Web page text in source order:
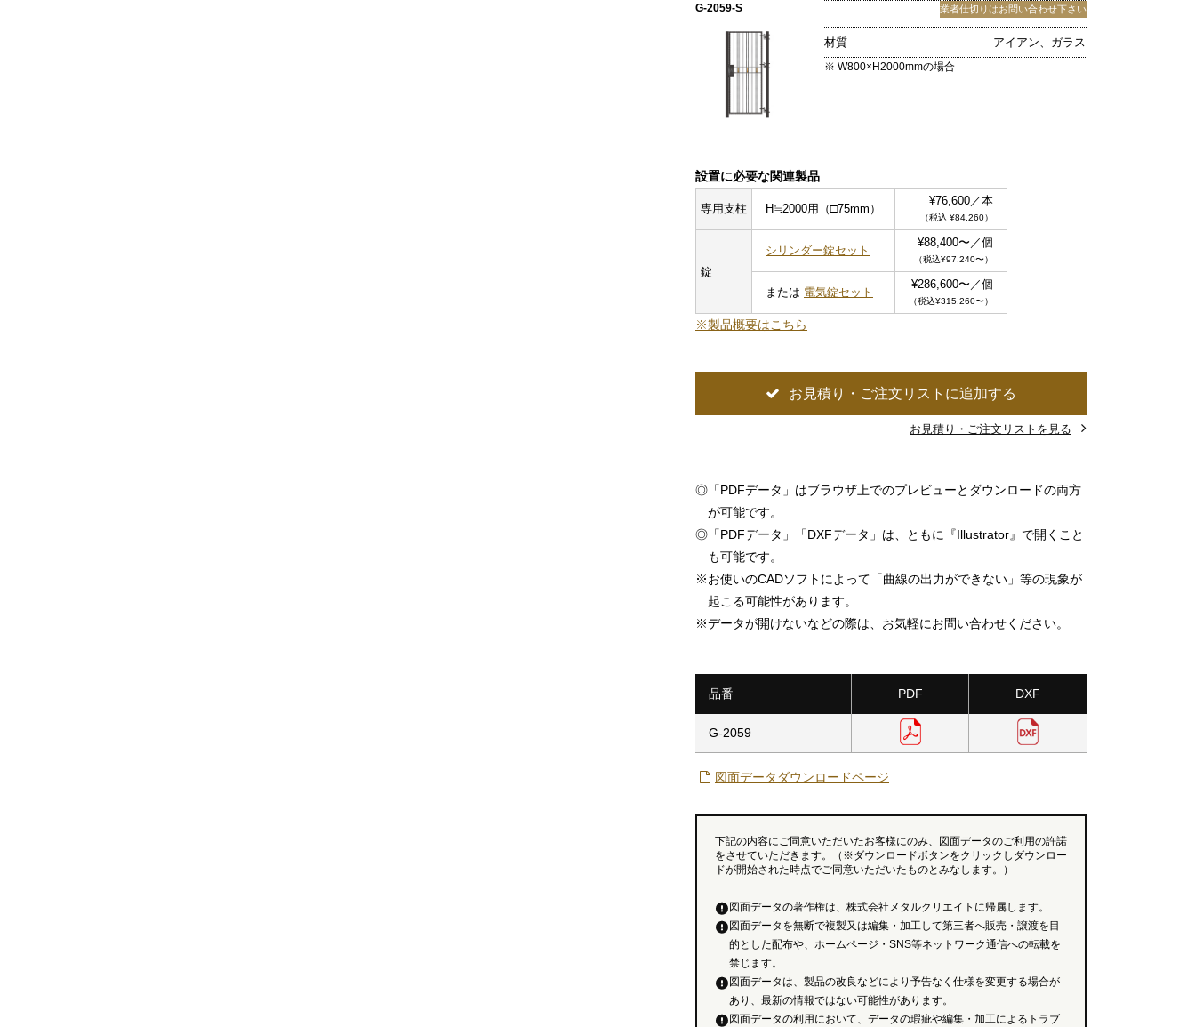
G-2059-S 業者仕切りはお問い合わせ下さい
材質 アイアン、ガラス
※ W800×H2000mmの場合
設置に必要な関連製品
専用支柱 H≒2000用（□75mm）
¥76,600／本
（税込 ¥84,260）
錠
シリンダー錠セット
¥88,400〜／個
（税込¥97,240〜）
または 電気錠セット
¥286,600〜／個
（税込¥315,260〜）
※製品概要はこちら
お見積り・ご注文リストに追加する
お見積り・ご注文リストを見る
◎ 「PDFデータ」はブラウザ上でのプレビューとダウンロードの両方
が可能です。
◎ 「PDFデータ」「DXFデータ」は、ともに『Illustrator』で開くこと
も可能です。
※お使いのCADソフトによって「曲線の出力ができない」等の現象が
起こる可能性があります。
※データが開けないなどの際は、お気軽にお問い合わせください。
品番 PDF DXF
G-2059
図面データダウンロードページ
下記の内容にご同意いただいたお客様にのみ、図面データのご利用の許諾
をさせていただきます。（※ダウンロードボタンをクリックしダウンロー
ドが開始された時点でご同意いただいたものとみなします。）
図面データの著作権は、株式会社メタルクリエイトに帰属します。
図面データを無断で複製又は編集・加工して第三者へ販売・譲渡を目
的とした配布や、ホームページ・SNS等ネットワーク通信への転載を
禁じます。
図面データは、製品の改良などにより予告なく仕様を変更する場合が
あり、最新の情報ではない可能性があります。
図面データの利用において、データの瑕疵や編集・加工によるトラブ